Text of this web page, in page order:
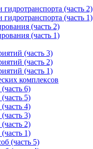
(часть 2)
(часть 1)
(часть 2)
(часть 1)
(часть 3)
(часть 2)
(часть 1)
комплексов
6)
5)
4)
3)
2)
1)
(часть 5)